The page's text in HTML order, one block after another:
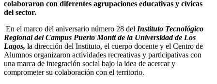
colaboraron con diferentes agrupaciones educativas y cívicas
del sector.
En el marco del aniversario número 28 del Instituto Tecnológico
Regional del Campus Puerto Montt de la Universidad de Los
Lagos, la dirección del Instituto, el cuerpo docente y el Centro de
Alumnos organizaron actividades recreativas y participativas con
una marca de integración social bajo la idea de acercar y
comprometer su colaboración con el territorio.